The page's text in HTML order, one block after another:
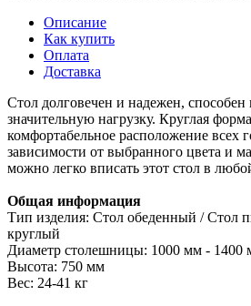
Описание
Как купить
Оплата
Доставка
Стол долговечен и надежен,
значительную нагрузку. Круглая
комфортабельное расположение всех
зависимости от выбранного цвета и
можно легко вписать этот стол в
Общая информация
Тип изделия: Стол обеденный / Стол
круглый
Диаметр столешницы: 1000 мм - 1400
Высота: 750 мм
Вес: 24-41 кг